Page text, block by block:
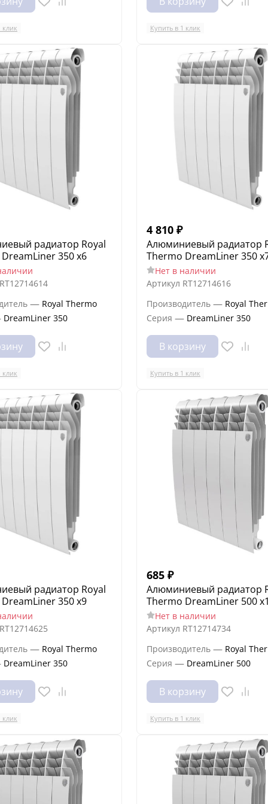
клик Купить в 1 клик
радиатор Royal
350 x6
RT12714614
— Royal Thermo
DreamLiner 350
клик
4 810 ₽
Алюминиевый радиатор
Thermo DreamLiner 350
Нет в наличии
Артикул RT12714616
Производитель — Royal
Серия — DreamLiner 350
В корзину
Купить в 1 клик
радиатор Royal
350 x9
RT12714625
— Royal Thermo
DreamLiner 350
клик
685 ₽
Алюминиевый радиатор
Thermo DreamLiner 500
Нет в наличии
Артикул RT12714734
Производитель — Royal
Серия — DreamLiner 500
В корзину
Купить в 1 клик